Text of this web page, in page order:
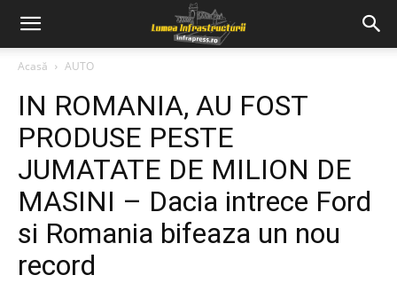
Acasă AUTO
IN ROMANIA, AU FOST
PRODUSE PESTE
JUMATATE DE MILION DE
MASINI – Dacia intrece Ford
si Romania bifeaza un nou
record